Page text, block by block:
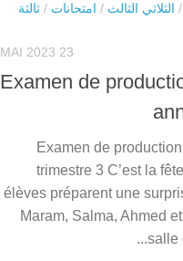
/ الثلاثي الثالث / امتحانات / ثالثة
23 MAI 2023
Examen de
Examen de
trimestre 3 C’est la
élèves préparent une
Maram, Salma, Ahmed
salle